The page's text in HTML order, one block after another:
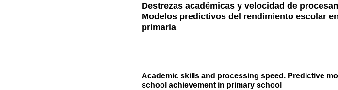
Destrezas académicas y velocidad de
Modelos predictivos del rendimiento escolar
primaria
Academic skills and processing speed. Predictive
school achievement in primary school